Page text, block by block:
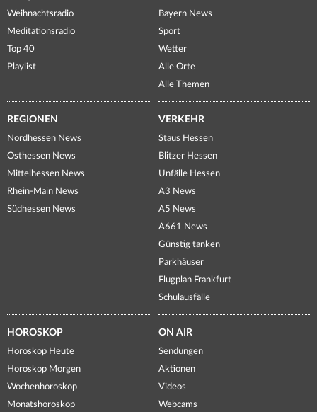
Weihnachtsradio
Meditationsradio
Top 40
Playlist
Bayern News
Sport
Wetter
Alle Orte
Alle Themen
REGIONEN
Nordhessen News
Osthessen News
Mittelhessen News
Rhein-Main News
Südhessen News
VERKEHR
Staus Hessen
Blitzer Hessen
Unfälle Hessen
A3 News
A5 News
A661 News
Günstig tanken
Parkhäuser
Flugplan Frankfurt
Schulausfälle
HOROSKOP
Horoskop Heute
Horoskop Morgen
Wochenhoroskop
Monatshoroskop
ON AIR
Sendungen
Aktionen
Videos
Webcams